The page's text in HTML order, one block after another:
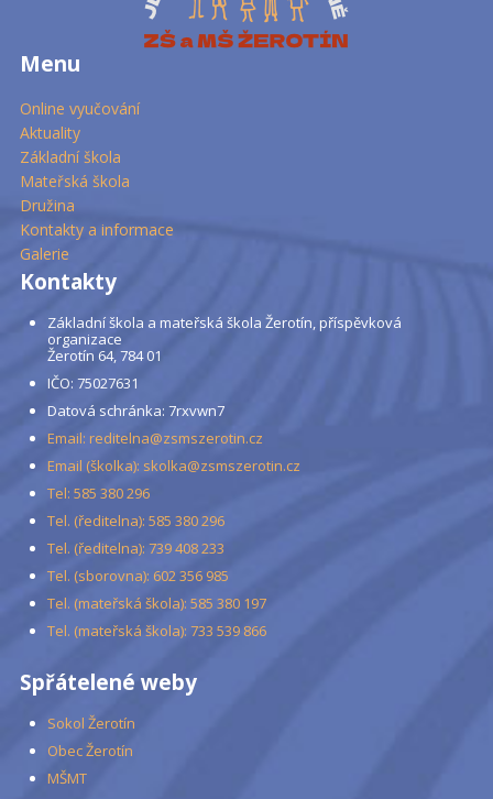
Menu
Online vyučování
Aktuality
Základní škola
Mateřská škola
Družina
Kontakty a informace
Galerie
Kontakty
Základní škola a mateřská škola Žerotín, příspěvková
organizace
Žerotín 64, 784 01
IČO: 75027631
Datová schránka: 7rxvwn7
Email: reditelna@zsmszerotin.cz
Email (školka): skolka@zsmszerotin.cz
Tel: 585 380 296
Tel. (ředitelna): 585 380 296
Tel. (ředitelna): 739 408 233
Tel. (sborovna): 602 356 985
Tel. (mateřská škola): 585 380 197
Tel. (mateřská škola): 733 539 866
Spřátelené weby
Sokol Žerotín
Obec Žerotín
MŠMT